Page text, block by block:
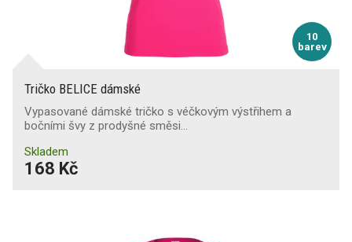
10
barev
Tričko BELICE dámské
Vypasované dámské tričko s véčkovým výstřihem a
bočními švy z prodyšné směsi…
Skladem
168 Kč